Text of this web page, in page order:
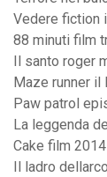
Vedere fiction
88 minuti film
Il santo roger
Maze runner
Paw patrol
La leggenda
Cake film
Il ladro